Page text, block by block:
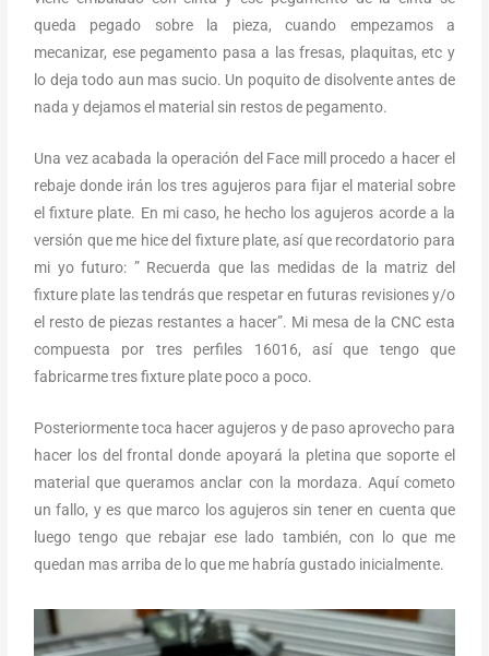
queda pegado sobre la pieza, cuando empezamos a
mecanizar, ese pegamento pasa a las fresas, plaquitas, etc y
lo deja todo aun mas sucio. Un poquito de disolvente antes de
nada y dejamos el material sin restos de pegamento.
Una vez acabada la operación del Face mill procedo a hacer el
rebaje donde irán los tres agujeros para fijar el material sobre
el fixture plate. En mi caso, he hecho los agujeros acorde a la
versión que me hice del fixture plate, así que recordatorio para
mi yo futuro: ” Recuerda que las medidas de la matriz del
fixture plate las tendrás que respetar en futuras revisiones y/o
el resto de piezas restantes a hacer”. Mi mesa de la CNC esta
compuesta por tres perfiles 16016, así que tengo que
fabricarme tres fixture plate poco a poco.
Posteriormente toca hacer agujeros y de paso aprovecho para
hacer los del frontal donde apoyará la pletina que soporte el
material que queramos anclar con la mordaza. Aquí cometo
un fallo, y es que marco los agujeros sin tener en cuenta que
luego tengo que rebajar ese lado también, con lo que me
quedan mas arriba de lo que me habría gustado inicialmente.